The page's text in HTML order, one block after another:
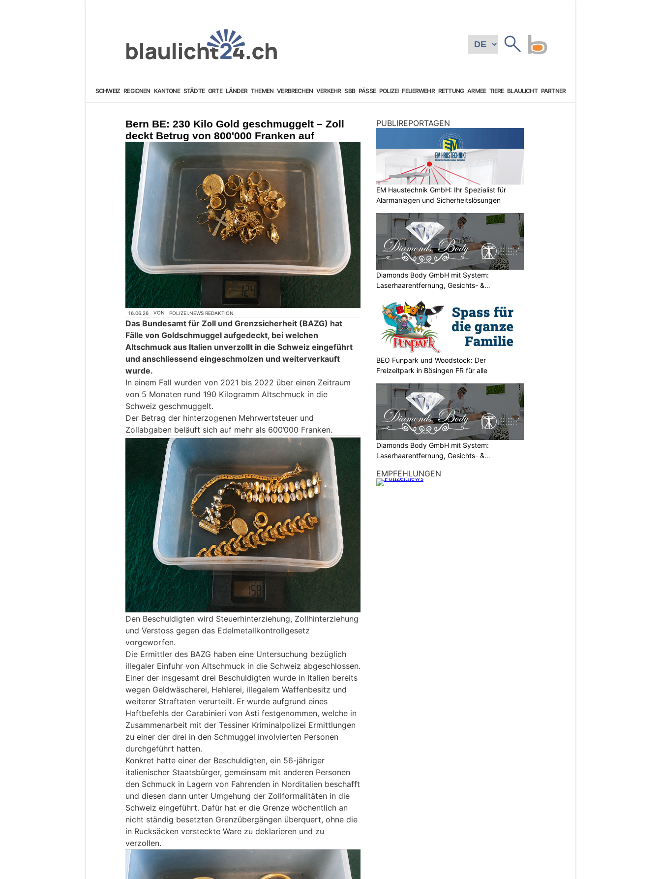
SCHWEIZ REGIONEN KANTONE STÄDTE ORTE LÄNDER THEMEN VERBRECHEN VERKEHR SBB PÄSSE POLIZEI FEUERWEHR RETTUNG ARMEE TIERE BLAULICHT PARTNER
Bern BE: 230 Kilo Gold geschmuggelt – Zoll
deckt Betrug von 800'000 Franken auf
16.06.26 VON POLIZEI.NEWS REDAKTION
Das Bundesamt für Zoll und Grenzsicherheit (BAZG) hat
Fälle von Goldschmuggel aufgedeckt, bei welchen
Altschmuck aus Italien unverzollt in die Schweiz eingeführt
und anschliessend eingeschmolzen und weiterverkauft
wurde.
In einem Fall wurden von 2021 bis 2022 über einen Zeitraum
von 5 Monaten rund 190 Kilogramm Altschmuck in die
Schweiz geschmuggelt.
Der Betrag der hinterzogenen Mehrwertsteuer und
Zollabgaben beläuft sich auf mehr als 600’000 Franken.
Den Beschuldigten wird Steuerhinterziehung, Zollhinterziehung
und Verstoss gegen das Edelmetallkontrollgesetz
vorgeworfen.
Die Ermittler des BAZG haben eine Untersuchung bezüglich
illegaler Einfuhr von Altschmuck in die Schweiz abgeschlossen.
Einer der insgesamt drei Beschuldigten wurde in Italien bereits
wegen Geldwäscherei, Hehlerei, illegalem Waffenbesitz und
weiterer Straftaten verurteilt. Er wurde aufgrund eines
Haftbefehls der Carabinieri von Asti festgenommen, welche in
Zusammenarbeit mit der Tessiner Kriminalpolizei Ermittlungen
zu einer der drei in den Schmuggel involvierten Personen
durchgeführt hatten.
Konkret hatte einer der Beschuldigten, ein 56-jähriger
italienischer Staatsbürger, gemeinsam mit anderen Personen
den Schmuck in Lagern von Fahrenden in Norditalien beschafft
und diesen dann unter Umgehung der Zollformalitäten in die
Schweiz eingeführt. Dafür hat er die Grenze wöchentlich an
nicht ständig besetzten Grenzübergängen überquert, ohne die
in Rucksäcken versteckte Ware zu deklarieren und zu
verzollen.
PUBLIREPORTAGEN
EM Haustechnik GmbH: Ihr Spezialist für
Alarmanlagen und Sicherheitslösungen
Diamonds Body GmbH mit System:
Laserhaarentfernung, Gesichts- &
BEO Funpark und Woodstock: Der
Freizeitpark in Bösingen FR für alle
Diamonds Body GmbH mit System:
Laserhaarentfernung, Gesichts- &
EMPFEHLUNGEN